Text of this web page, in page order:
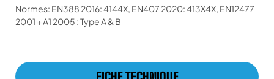
Normes: EN388 2016: 4144X, EN407 2020: 413X4X, EN12477
2001 + A1 2005 : Type A & B